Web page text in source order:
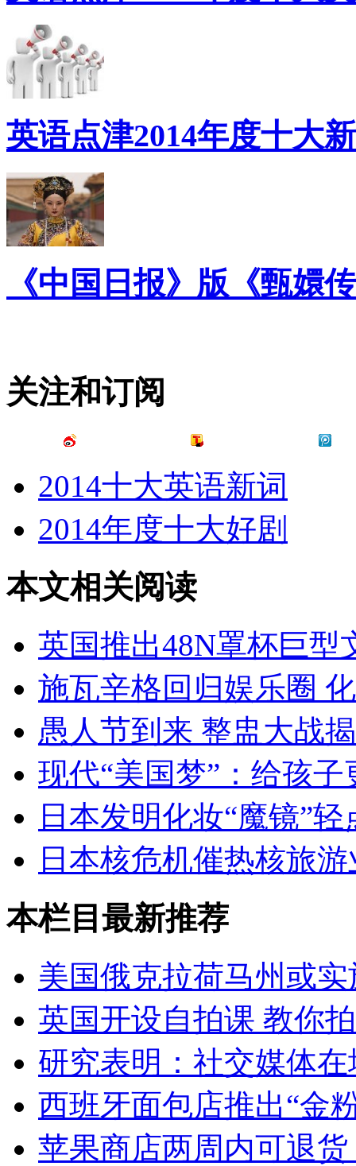
英语点津2014年度十大
《中国日报》版《甄嬛
关注和订阅
2014十大英语新词
2014年度十大好剧
本文相关阅读
英国推出48N罩杯巨型
施瓦辛格回归娱乐圈
愚人节到来 整盅大战
现代“美国梦”：给孩
日本发明化妆“魔镜”
日本核危机催热核旅游
本栏目最新推荐
美国俄克拉荷马州或
英国开设自拍课 教你
研究表明：社交媒体
西班牙面包店推出“金
苹果商店两周内可退